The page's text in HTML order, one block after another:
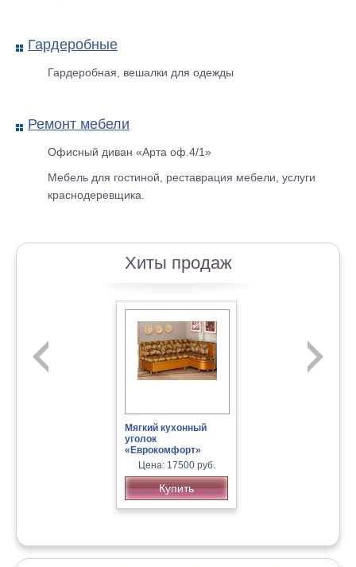
кровать
Гардеробные
Гардеробная, вешалки для одежды
Ремонт мебели
Офисный диван «Арта оф.4/1»
Мебель для гостиной, реставрация мебели, услуги
краснодеревщика.
Хиты продаж
Мягкий кухонный
уголок
«Еврокомфорт»
Цена: 17500 руб.
Купить